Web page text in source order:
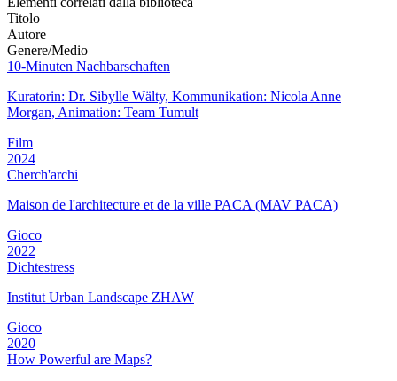
Titolo
Autore
Genere/Medio
10-Minuten Nachbarschaften
Kuratorin: Dr. Sibylle Wälty, Kommunikation: Nicola Anne
Morgan, Animation: Team Tumult
Film
2024
Cherch'archi
Maison de l'architecture et de la ville PACA (MAV PACA)
Gioco
2022
Dichtestress
Institut Urban Landscape ZHAW
Gioco
2020
How Powerful are Maps?